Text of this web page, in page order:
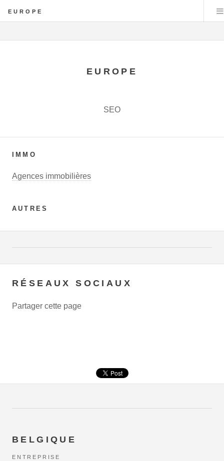
EUROPE
EUROPE
SEO
IMMO
Agences immobilières
AUTRES
RÉSEAUX SOCIAUX
Partager cette page
BELGIQUE
ENTREPRISE